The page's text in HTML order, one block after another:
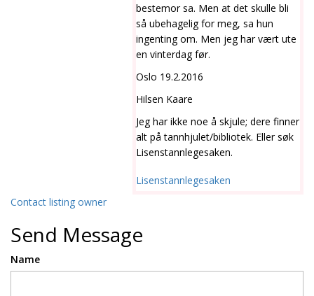
bestemor sa. Men at det skulle bli
så ubehagelig for meg, sa hun
ingenting om. Men jeg har vært ute
en vinterdag før.
Oslo 19.2.2016
Hilsen Kaare
Jeg har ikke noe å skjule; dere finner
alt på tannhjulet/bibliotek. Eller søk
Lisenstannlegesaken.
Lisenstannlegesaken
Contact listing owner
Send Message
Name